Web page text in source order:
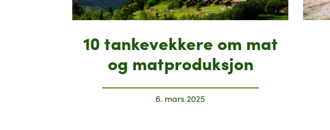
10 tankevekkere om mat
og matproduksjon
6. mars 2025